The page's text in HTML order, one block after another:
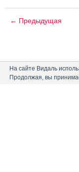
← Предыдущая
Вас может
На сайте Видаль
Продолжая, вы